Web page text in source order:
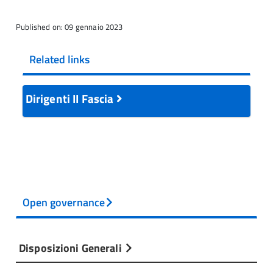
Published on: 09 gennaio 2023
Related links
Dirigenti II Fascia
Open governance
Disposizioni Generali